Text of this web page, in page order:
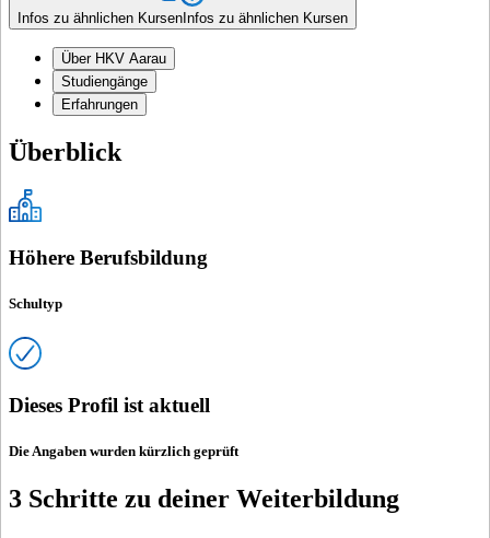
Infos zu ähnlichen Kursen Infos zu ähnlichen Kursen
Über HKV Aarau
Studiengänge
Erfahrungen
Überblick
Höhere Berufsbildung
Schultyp
Dieses Profil ist aktuell
Die Angaben wurden kürzlich geprüft
3 Schritte zu deiner Weiterbildung